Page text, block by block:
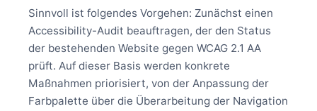
Sinnvoll ist folgendes Vorgehen: Zunächst einen
Accessibility-Audit beauftragen, der den Status
der bestehenden Website gegen WCAG 2.1 AA
prüft. Auf dieser Basis werden konkrete
Maßnahmen priorisiert, von der Anpassung der
Farbpalette über die Überarbeitung der Navigation